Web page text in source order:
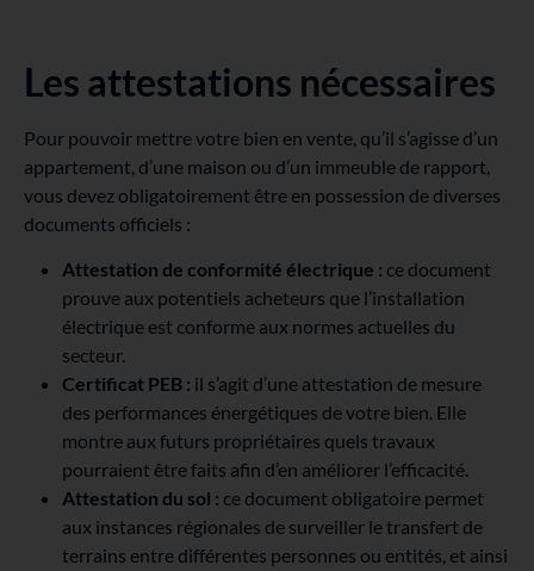
Les attestations nécessaires
Pour pouvoir mettre votre bien en vente, qu’il s’agisse d’un
appartement, d’une maison ou d’un immeuble de rapport,
vous devez obligatoirement être en possession de diverses
documents officiels :
Attestation de conformité électrique : ce document
prouve aux potentiels acheteurs que l’installation
électrique est conforme aux normes actuelles du
secteur.
Certificat PEB : il s’agit d’une attestation de mesure
des performances énergétiques de votre bien. Elle
montre aux futurs propriétaires quels travaux
pourraient être faits afin d’en améliorer l’efficacité.
Attestation du sol : ce document obligatoire permet
aux instances régionales de surveiller le transfert de
terrains entre différentes personnes ou entités, et ainsi